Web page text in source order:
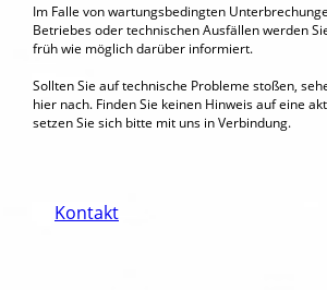
Im Falle von wartungsbedingten
Betriebes oder technischen Ausfällen werden
früh wie möglich darüber informiert.
Sollten Sie auf technische Probleme stoßen,
hier nach. Finden Sie keinen Hinweis auf eine
setzen Sie sich bitte mit uns in Verbindung.
Kontakt